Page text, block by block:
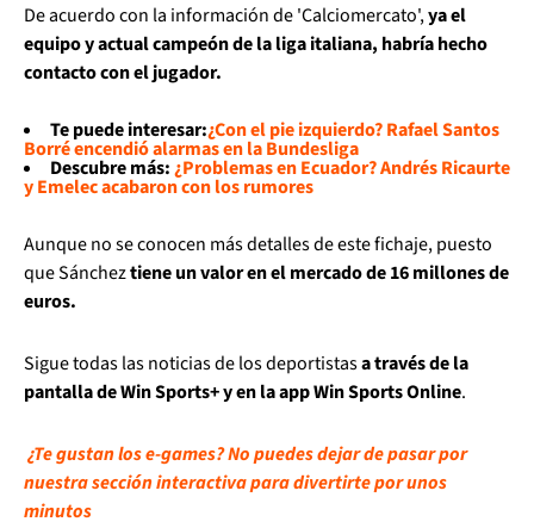
De acuerdo con la información de 'Calciomercato',ya el
equipo y actual campeón de la liga italiana, habría hecho
contacto con el jugador.
Te puede interesar:¿Con el pie izquierdo? Rafael Santos
Borré encendió alarmas en la Bundesliga
Descubre más:¿Problemas en Ecuador? Andrés Ricaurte
y Emelec acabaron con los rumores
Aunque no se conocen más detalles de este fichaje, puesto
que Sáncheztiene un valor en el mercado de 16 millones de
euros.
Sigue todas las noticias de los deportistasa través de la
pantalla de Win Sports+ y en la app Win Sports Online.
¿Te gustan los e-games? No puedes dejar de pasar por
nuestra sección interactiva para divertirte por unos
minutos